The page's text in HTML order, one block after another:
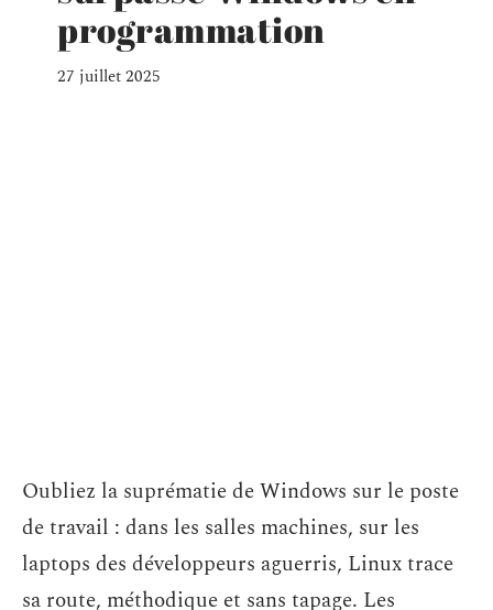
programmation
27 juillet 2025
Oubliez la suprématie de Windows sur le poste
de travail : dans les salles machines, sur les
laptops des développeurs aguerris, Linux trace
sa route, méthodique et sans tapage. Les